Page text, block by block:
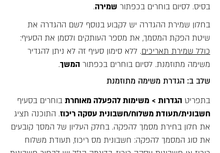
בסיס. לסיום בוחרים בכפתור שמירה.
בחלון שמירת ההגדרה יש לקבוע בנוסף לשם ההגדרה את
שיטת הפקת המסמך, את מספר העותקים ולסמן את הסעיף:
כולל שמירת תאריכים. ללא סימון סעיף זה לא ניתן להגדיר
משימה מתוזמנת. לסיום בוחרים בכפתור המשך.
שלב ב: הגדרת משימה מתוזמנת
בתפריט הגדרות > משימות להפעלה מאוחרת בוחרים בסעיף
חשבונית/תעודת משלוח/חשבונית עסקה ריכוז. התוכנה תציג
את חלון בחירת מסמך להפקה. בחלק העליון של המסך קובעים
את סוג המסמך להפקה: חשבונית מס ריכוז, תעודת משלוח